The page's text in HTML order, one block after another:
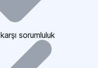
sorumluluk